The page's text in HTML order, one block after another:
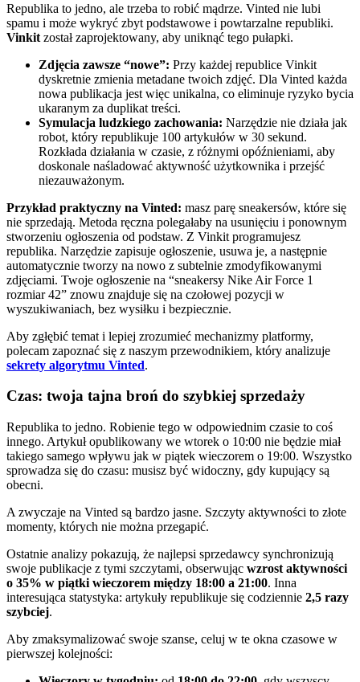
Republika to jedno, ale trzeba to robić mądrze. Vinted nie lubi
spamu i może wykryć zbyt podstawowe i powtarzalne republiki.
Vinkit został zaprojektowany, aby uniknąć tego pułapki.
Zdjęcia zawsze “nowe”: Przy każdej republice Vinkit
dyskretnie zmienia metadane twoich zdjęć. Dla Vinted każda
nowa publikacja jest więc unikalna, co eliminuje ryzyko bycia
ukaranym za duplikat treści.
Symulacja ludzkiego zachowania: Narzędzie nie działa jak
robot, który republikuje 100 artykułów w 30 sekund.
Rozkłada działania w czasie, z różnymi opóźnieniami, aby
doskonale naśladować aktywność użytkownika i przejść
niezauważonym.
Przykład praktyczny na Vinted: masz parę sneakersów, które się
nie sprzedają. Metoda ręczna polegałaby na usunięciu i ponownym
stworzeniu ogłoszenia od podstaw. Z Vinkit programujesz
republika. Narzędzie zapisuje ogłoszenie, usuwa je, a następnie
automatycznie tworzy na nowo z subtelnie zmodyfikowanymi
zdjęciami. Twoje ogłoszenie na “sneakersy Nike Air Force 1
rozmiar 42” znowu znajduje się na czołowej pozycji w
wyszukiwaniach, bez wysiłku i bezpiecznie.
Aby zgłębić temat i lepiej zrozumieć mechanizmy platformy,
polecam zapoznać się z naszym przewodnikiem, który analizuje
sekrety algorytmu Vinted.
Czas: twoja tajna broń do szybkiej sprzedaży
Republika to jedno. Robienie tego w odpowiednim czasie to coś
innego. Artykuł opublikowany we wtorek o 10:00 nie będzie miał
takiego samego wpływu jak w piątek wieczorem o 19:00. Wszystko
sprowadza się do czasu: musisz być widoczny, gdy kupujący są
obecni.
A zwyczaje na Vinted są bardzo jasne. Szczyty aktywności to złote
momenty, których nie można przegapić.
Ostatnie analizy pokazują, że najlepsi sprzedawcy synchronizują
swoje publikacje z tymi szczytami, obserwując wzrost aktywności
o 35% w piątki wieczorem między 18:00 a 21:00. Inna
interesująca statystyka: artykuły republikuje się codziennie 2,5 razy
szybciej.
Aby zmaksymalizować swoje szanse, celuj w te okna czasowe w
pierwszej kolejności: